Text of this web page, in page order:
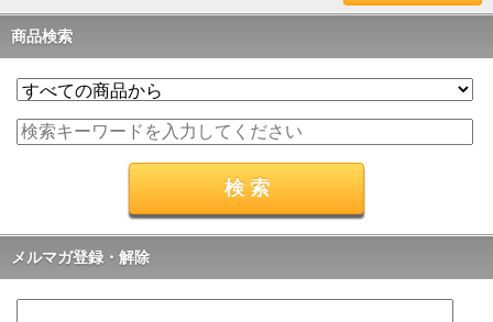
商品検索
メルマガ登録・解除